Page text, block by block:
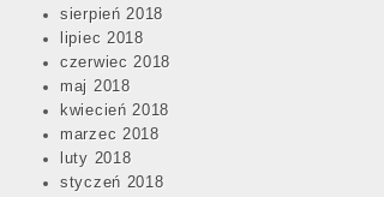
sierpień 2018
lipiec 2018
czerwiec 2018
maj 2018
kwiecień 2018
marzec 2018
luty 2018
styczeń 2018